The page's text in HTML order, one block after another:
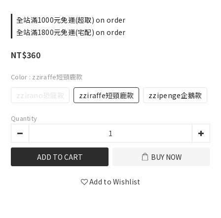
全站滿1000元免運(超取) on order
全站滿1800元免運(宅配) on order
NT$360
Color : zziraffe短頸鹿款
zzirano恐龍款 zziraffe短頸鹿款 zzipenge企鵝款
Quantity
ADD TO CART BUY NOW
Add to Wishlist